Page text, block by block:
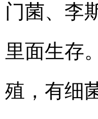
门菌、李
里面生存
殖，有细